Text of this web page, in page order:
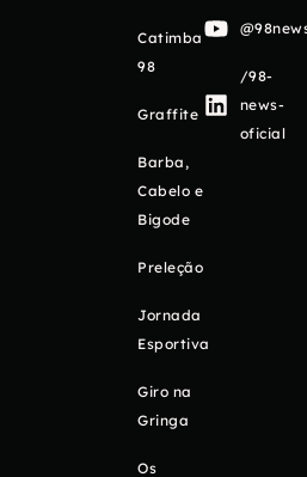
Catimba
98
Graffite
Barba,
Cabelo e
Bigode
Preleção
Jornada
Esportiva
Giro na
Gringa
Os
/98-
news-
oficial